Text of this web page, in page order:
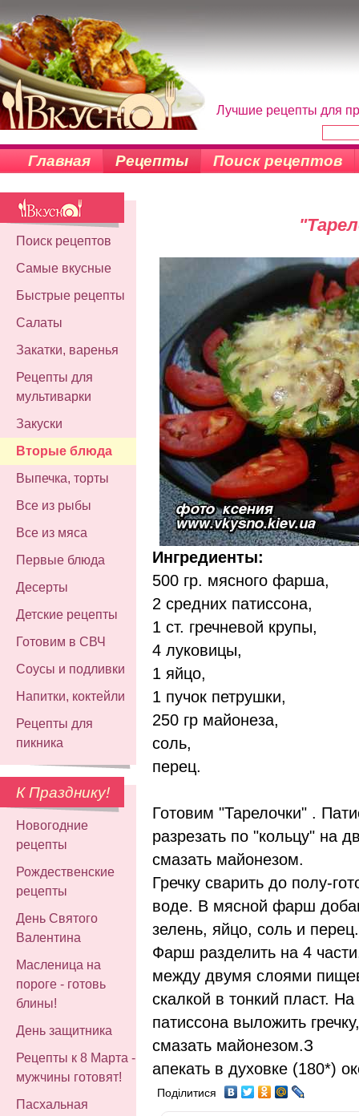
Лучшие рецепты для
Главная Рецепты Поиск рецептов
Поиск рецептов
Самые вкусные
Быстрые рецепты
Салаты
Закатки, варенья
Рецепты для
мультиварки
Закуски
Вторые блюда
Выпечка, торты
Все из рыбы
Все из мяса
Первые блюда
Десерты
Детские рецепты
Готовим в СВЧ
Соусы и подливки
Напитки, коктейли
Рецепты для
пикника
К Празднику!
Новогодние
рецепты
Рождественские
рецепты
День Святого
Валентина
Масленица на
пороге - готовь
блины!
День защитника
Рецепты к 8 Марта -
мужчины готовят!
Пасхальная
Ингредиенты:
500 гр. мясного фарша,
2 средних патиссона,
1 ст. гречневой крупы,
4 луковицы,
1 яйцо,
1 пучок петрушки,
250 гр майонеза,
соль,
перец.
Готовим "Тарелочки" .
разрезать по "кольцу" на
смазать майонезом.
Гречку сварить до полу-
воде. В мясной фарш
зелень, яйцо, соль и перец.
Фарш разделить на 4
между двумя слоями
скалкой в тонкий пласт.
патиссона выложить
смазать майонезом.З
апекать в духовке (180*)
Поділитися